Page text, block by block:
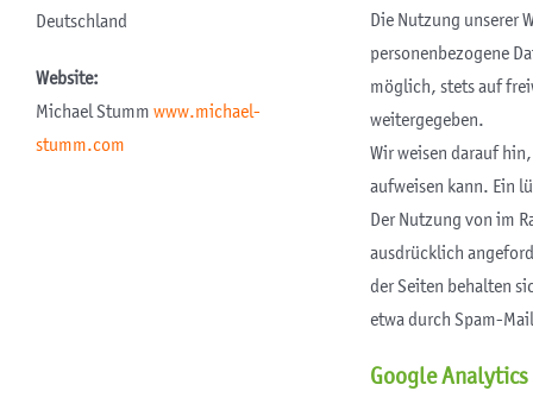
Deutschland
Website:
Michael Stumm www.michael-
stumm.com
Die Nutzung unserer
personenbezogene
möglich, stets auf
weitergegeben.
Wir weisen darauf
aufweisen kann. Ein
Der Nutzung von im
ausdrücklich
der Seiten behalten
etwa durch Spam-
Google Analytics